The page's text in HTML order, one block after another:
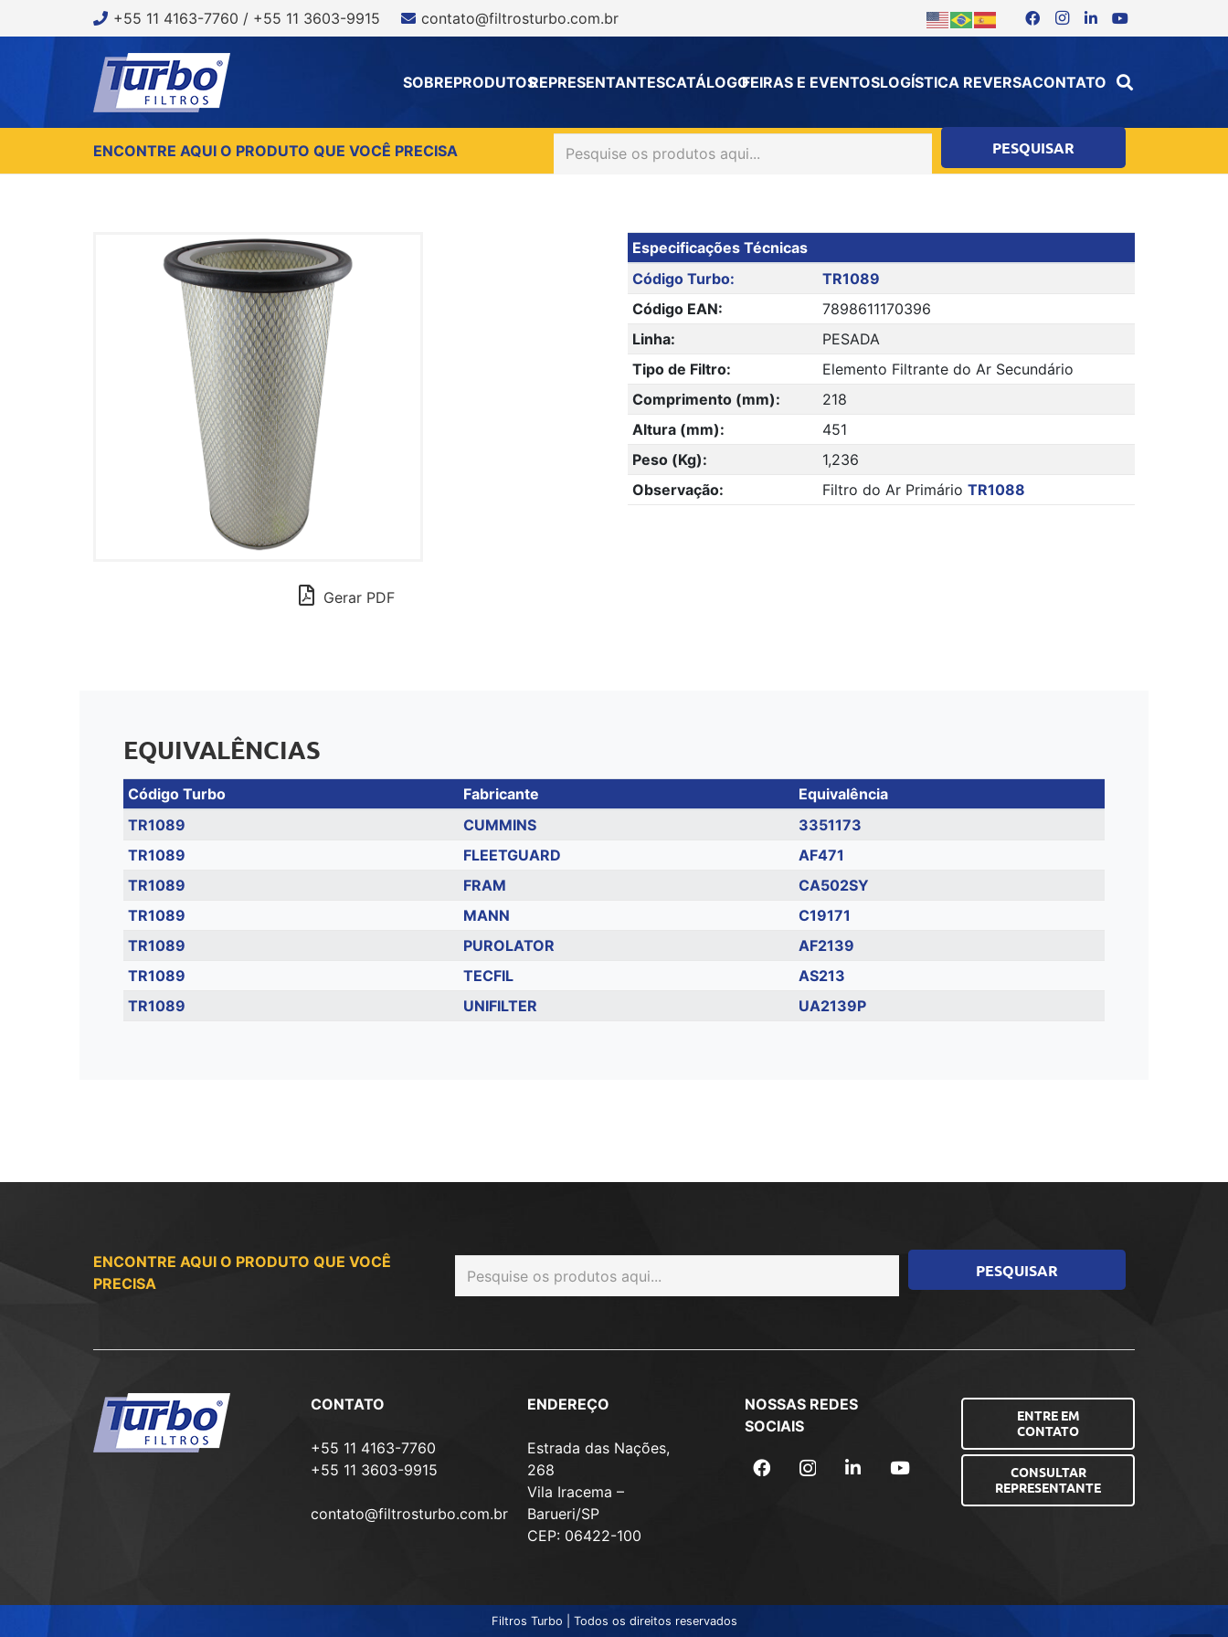
+55 11 4163-7760 / +55 11 3603-9915 contato@filtrosturbo.com.br
SOBREPRODUTOSREPRESENTANTESCATÁLOGOFEIRAS E EVENTOSLOGÍSTICA REVERSACONTATO
ENCONTRE AQUI O PRODUTO QUE VOCÊ PRECISA
Gerar PDF
Especificações Técnicas
Código Turbo:
TR1089
Código EAN:
7898611170396
Linha:
PESADA
Tipo de Filtro:
Elemento Filtrante do Ar Secundário
Comprimento (mm):
218
Altura (mm):
451
Peso (Kg):
1,236
Observação:
Filtro do Ar Primário TR1088
EQUIVALÊNCIAS
Código Turbo Fabricante
Equivalência
TR1089
CUMMINS
3351173
TR1089
FLEETGUARD
AF471
TR1089
FRAM
CA502SY
TR1089
MANN
C19171
TR1089
PUROLATOR
AF2139
TR1089
TECFIL
AS213
TR1089
UNIFILTER UA2139P
ENCONTRE AQUI O PRODUTO QUE VOCÊ
PRECISA
CONTATO
+55 11 4163-7760
+55 11 3603-9915
contato@filtrosturbo.com.br
ENDEREÇO
Estrada das Nações,
268
Vila Iracema –
Barueri/SP
CEP: 06422-100
NOSSAS REDES
SOCIAIS
ENTRE EM
CONTATO
CONSULTAR
REPRESENTANTE
Filtros Turbo | Todos os direitos reservados